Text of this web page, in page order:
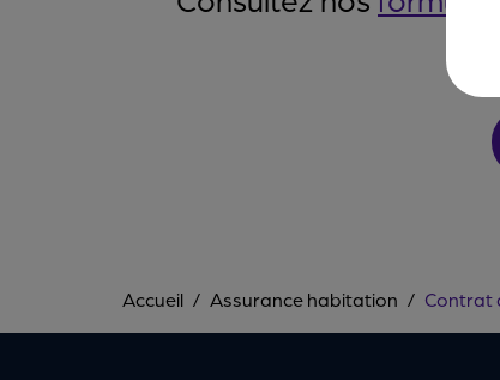
Accueil Assurance habitation Contrat